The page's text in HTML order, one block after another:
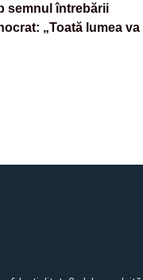
semnul întrebării
„Toată lumea va